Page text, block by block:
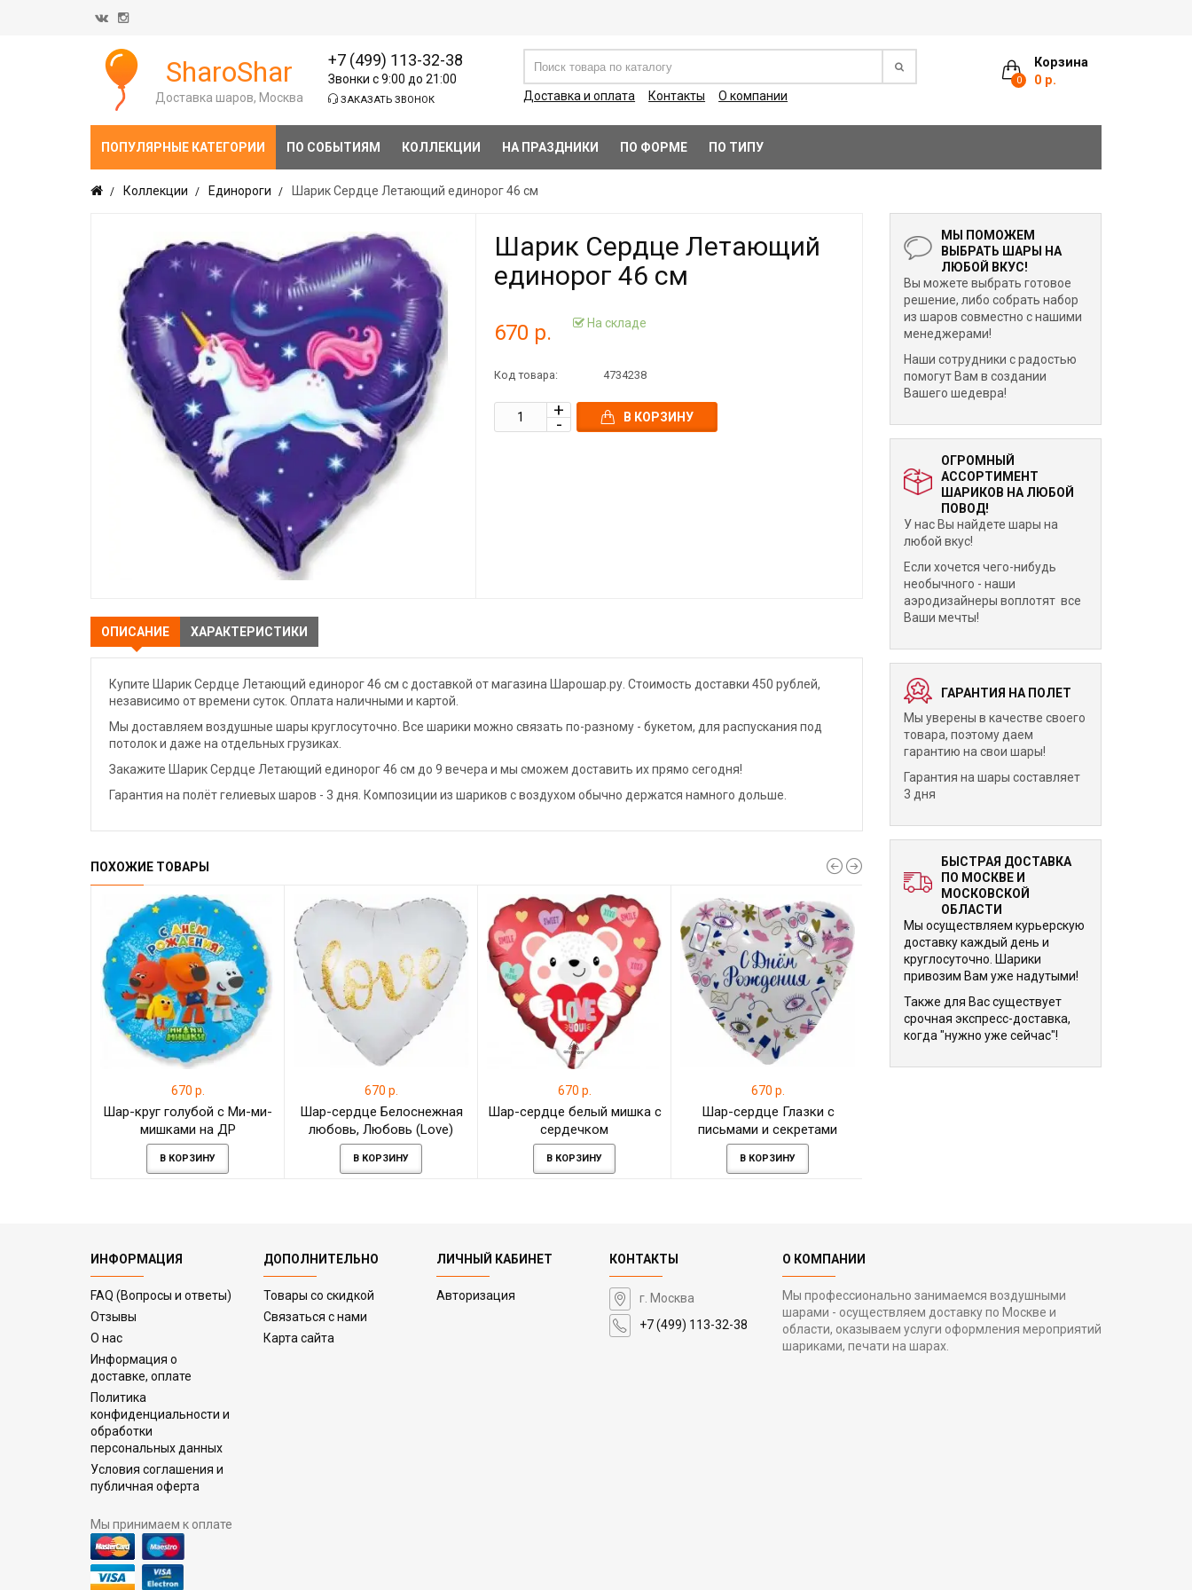
Корзина
0 0 р.
SharoShar
Доставка шаров, Москва
+7 (499) 113-32-38
Звонки с 9:00 до 21:00
ЗАКАЗАТЬ ЗВОНОК Доставка и оплата Контакты О компании
ПОПУЛЯРНЫЕ КАТЕГОРИИ ПО СОБЫТИЯМ КОЛЛЕКЦИИ НА ПРАЗДНИКИ ПО ФОРМЕ ПО ТИПУ
Коллекции Единороги Шарик Сердце Летающий единорог 46 см
Шарик Сердце Летающий
единорог 46 см
670 р. На складе
Код товара: 4734238
В КОРЗИНУ
ОПИСАНИЕ ХАРАКТЕРИСТИКИ
Купите Шарик Сердце Летающий единорог 46 см с доставкой от магазина Шарошар.ру. Стоимость доставки 450 рублей,
независимо от времени суток. Оплата наличными и картой.
Мы доставляем воздушные шары круглосуточно. Все шарики можно связать по-разному - букетом, для распускания под
потолок и даже на отдельных грузиках.
Закажите Шарик Сердце Летающий единорог 46 см до 9 вечера и мы сможем доставить их прямо сегодня!
Гарантия на полёт гелиевых шаров - 3 дня. Композиции из шариков с воздухом обычно держатся намного дольше.
ПОХОЖИЕ ТОВАРЫ
670 р.
Шар-круг голубой с Ми-ми-
мишками на ДР
В КОРЗИНУ
670 р.
Шар-сердце Белоснежная
любовь, Любовь (Love)
В КОРЗИНУ
670 р.
Шар-сердце белый мишка с
сердечком
В КОРЗИНУ
670 р.
Шар-сердце Глазки с
письмами и секретами
В КОРЗИНУ
МЫ ПОМОЖЕМ
ВЫБРАТЬ ШАРЫ НА
ЛЮБОЙ ВКУС!
Вы можете выбрать готовое
решение, либо собрать набор
из шаров совместно с нашими
менеджерами!
Наши сотрудники с радостью
помогут Вам в создании
Вашего шедевра!
ОГРОМНЫЙ
АССОРТИМЕНТ
ШАРИКОВ НА ЛЮБОЙ
ПОВОД!
У нас Вы найдете шары на
любой вкус!
Если хочется чего-нибудь
необычного - наши
аэродизайнеры воплотят все
Ваши мечты!
ГАРАНТИЯ НА ПОЛЕТ
Мы уверены в качестве своего
товара, поэтому даем
гарантию на свои шары!
Гарантия на шары составляет
3 дня
БЫСТРАЯ ДОСТАВКА
ПО МОСКВЕ И
МОСКОВСКОЙ
ОБЛАСТИ
Мы осуществляем курьерскую
доставку каждый день и
круглосуточно. Шарики
привозим Вам уже надутыми!
Также для Вас существует
срочная экспресс-доставка,
когда "нужно уже сейчас"!
ИНФОРМАЦИЯ
FAQ (Вопросы и ответы)
Отзывы
О нас
Информация о
доставке, оплате
Политика
конфиденциальности и
обработки
персональных данных
Условия соглашения и
публичная оферта
Мы принимаем к оплате
ДОПОЛНИТЕЛЬНО
Товары со скидкой
Связаться с нами
Карта сайта
ЛИЧНЫЙ КАБИНЕТ
Авторизация
КОНТАКТЫ
г. Москва
+7 (499) 113-32-38
О КОМПАНИИ
Мы профессионально занимаемся воздушными
шарами - осуществляем доставку по Москве и
области, оказываем услуги оформления мероприятий
шариками, печати на шарах.